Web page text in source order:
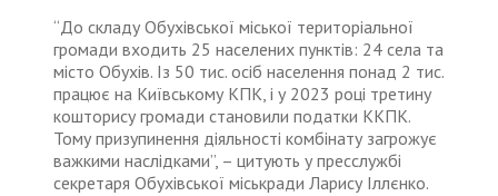
“До складу Обухівської міської територіальної
громади входить 25 населених пунктів: 24 села та
місто Обухів. Із 50 тис. осіб населення понад 2 тис.
працює на Київському КПК, і у 2023 році третину
кошторису громади становили податки ККПК.
Тому призупинення діяльності комбінату загрожує
важкими наслідками”, – цитують у пресслужбі
секретаря Обухівської міськради Ларису Іллєнко.